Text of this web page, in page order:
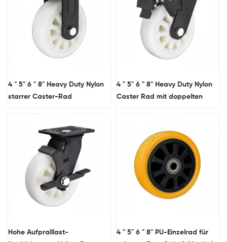
4 " 5" 6 " 8" Heavy Duty Nylon
starrer Caster-Rad
4 " 5" 6 " 8" Heavy Duty Nylon
Caster Rad mit doppelten
Hohe Aufpralllast-
4 " 5" 6 " 8" PU-Einzelrad für